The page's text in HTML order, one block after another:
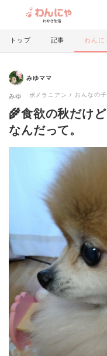
トップ 記事 わんに
みゆママ
みゆ ポメラニアン おんなの子
🌾食欲の秋だけ
なんだって。